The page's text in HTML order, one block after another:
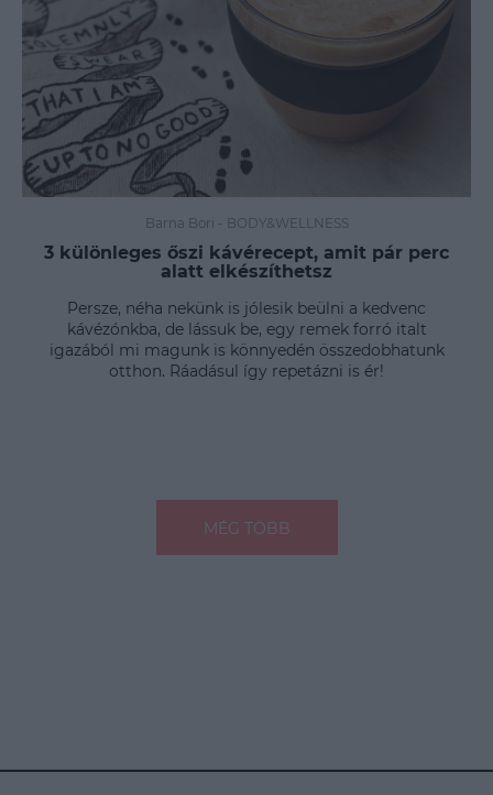
Barna Bori - BODY&WELLNESS
3 különleges őszi kávérecept, amit pár perc
alatt elkészíthetsz
Persze, néha nekünk is jólesik beülni a kedvenc
kávézónkba, de lássuk be, egy remek forró italt
igazából mi magunk is könnyedén összedobhatunk
otthon. Ráadásul így repetázni is ér!
MÉG TÖBB